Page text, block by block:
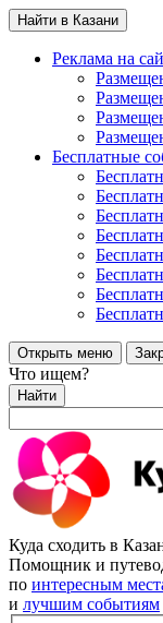
Найти в Казани
Реклама на
Бесплатные
Открыть меню
Что ищем?
Найти
Куда сходить в
Помощник и
по интересным
и лучшим событиям